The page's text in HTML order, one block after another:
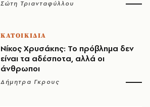
Σώτη Τριανταφύλλου
ΚΑΤΟΙΚΙΔΙΑ
Νίκος Χρυσάκης: Το πρόβλημα δεν
είναι τα αδέσποτα, αλλά οι
άνθρωποι
Δήμητρα Γκρους